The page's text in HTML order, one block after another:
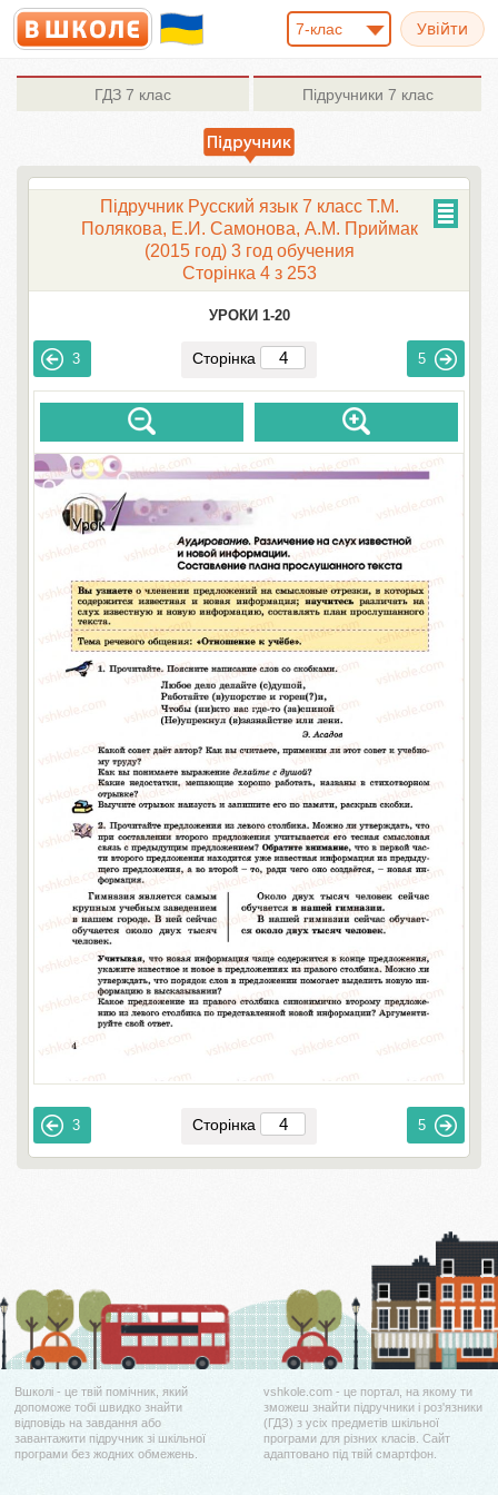
7-клас
ГДЗ 7 клас Підручники 7 клас
Підручник Русский язык 7 класс Т.М.
Полякова, Е.И. Самонова, А.М. Приймак
(2015 год) 3 год обучения
Сторінка 4 з 253
УРОКИ 1-20
3 Сторінка 5
3 Сторінка 5
Вшколі - це твій помічник, який
допоможе тобі швидко знайти
відповідь на завдання або
завантажити підручник зі шкільної
програми без жодних обмежень.
vshkole.com - це портал, на якому ти
зможеш знайти підручники і роз'язники
(ГДЗ) з усіх предметів шкільної
програми для різних класів. Сайт
адаптовано під твій смартфон.